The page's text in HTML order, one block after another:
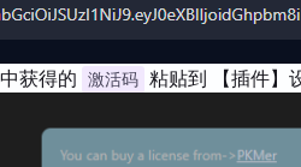
获得的 激活码 粘贴到 【插件】